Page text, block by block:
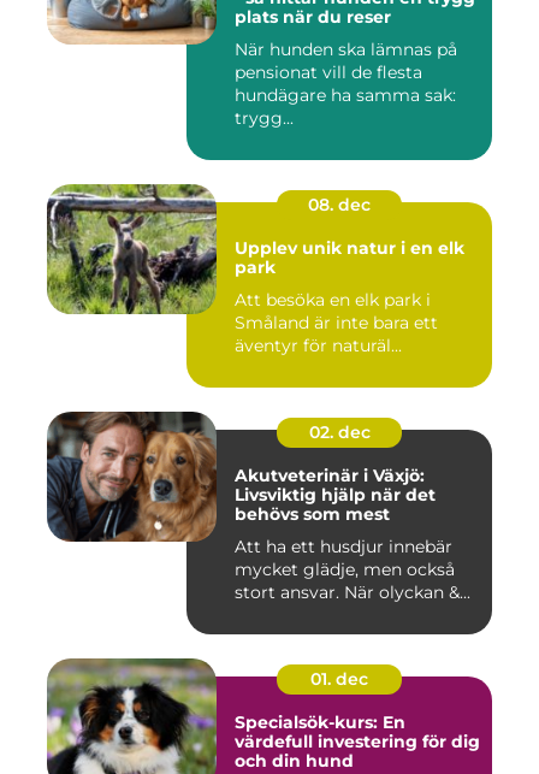
plats när du reser
När hunden ska lämnas på
pensionat vill de flesta
hundägare ha samma sak:
trygg...
08. dec
Upplev unik natur i en elk
park
Att besöka en elk park i
Småland är inte bara ett
äventyr för naturäl...
02. dec
Akutveterinär i Växjö:
Livsviktig hjälp när det
behövs som mest
Att ha ett husdjur innebär
mycket glädje, men också
stort ansvar. När olyckan &...
01. dec
Specialsök-kurs: En
värdefull investering för dig
och din hund